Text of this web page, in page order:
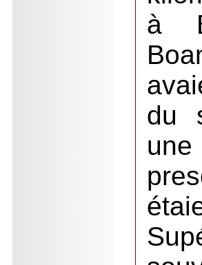
à
du